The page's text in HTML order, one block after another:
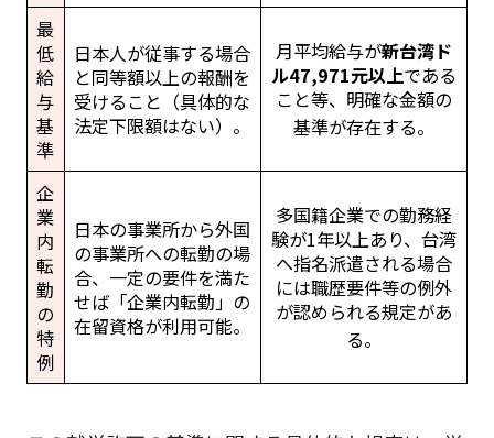
最
低
給
与
基
準
日本人が従事する場合
と同等額以上の報酬を
受けること（具体的な
法定下限額はない）。
月平均給与が新台湾ド
ル47,971元以上である
こと等、明確な金額の
基準が存在する。
企
業
内
転
勤
の
特
例
日本の事業所から外国
の事業所への転勤の場
合、一定の要件を満た
せば「企業内転勤」の
在留資格が利用可能。
多国籍企業での勤務経
験が1年以上あり、台湾
へ指名派遣される場合
には職歴要件等の例外
が認められる規定があ
る。